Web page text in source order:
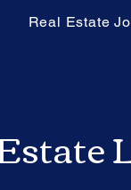
Real Estate